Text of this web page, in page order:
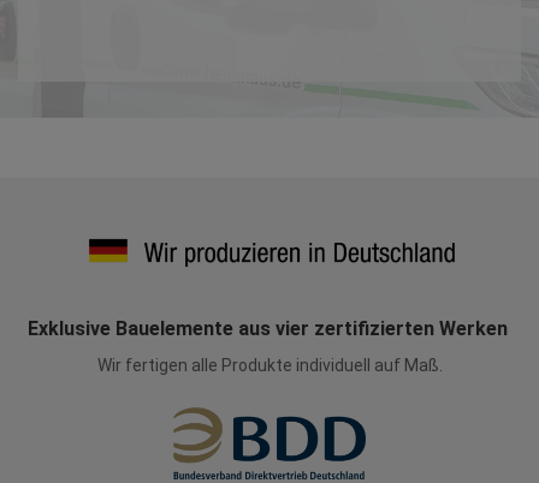
Exklusive Bauelemente aus vier zertifizierten Werken
Wir fertigen alle Produkte individuell auf Maß.